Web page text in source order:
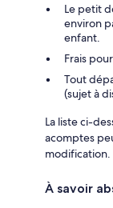
Le petit
environ
enfant.
Frais
Tout
(sujet à
La liste ci-
acomptes
modification.
À savoir